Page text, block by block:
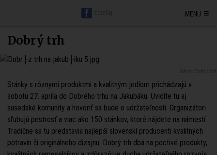
Karlova ves
Podunajské Biskupice
Záhorská Bystrica
Senec
Malacky Pezinok
MENU ≡
Dobrý trh
Stánky s rôznymi produktmi a kvalitným jedlom prichádzajú v
sobotu 27. apríla do Dobrého trhu na Jakubáku. Uvidíte tu aj
susedské komunity a hovoriť sa bude o udržateľnosti. Organizátori
sľubujú pestrosť a viac ako 150 stánkov, ktoré nájdete na námestí.
Tradične sa tu predstavia najlepší slovenskí producenti kvalitných
potravín či originálneho dizajnu. Dobrý trh dbá na poctivé produkty,